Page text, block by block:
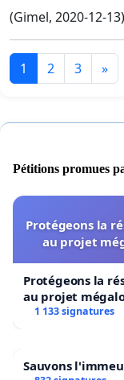
(Gimel, 2020-12-13)
1 2 3 »
Pétitions promues
Protégeons la
au projet
Protégeons la
au projet
1 133 signatures
Sauvons